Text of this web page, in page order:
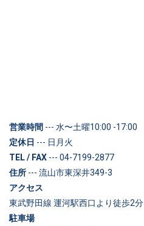
営業時間--- 水〜土曜10:00 -17:00
定休日 --- 日月火
TEL / FAX--- 04-7199-2877
住所--- 流山市東深井349-3
アクセス
東武野田線 運河駅西口より徒歩2分
駐車場